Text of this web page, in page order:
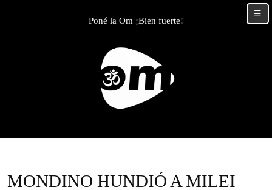
Poné la Om ¡Bien fuerte!
MONDINO HUNDIÓ A MILEI
☰